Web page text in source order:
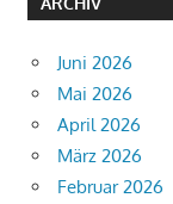
Juni 2026
Mai 2026
April 2026
März 2026
Februar 2026